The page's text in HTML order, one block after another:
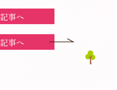
事へ
事へ